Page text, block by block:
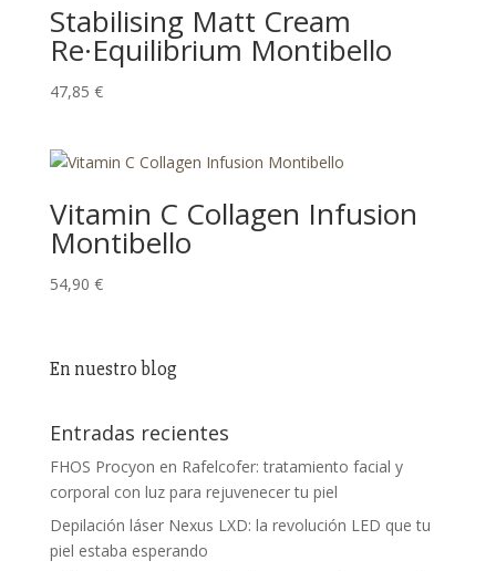
Stabilising Matt Cream
Re·Equilibrium Montibello
47,85 €
Vitamin C Collagen Infusion
Montibello
54,90 €
En nuestro blog
Entradas recientes
FHOS Procyon en Rafelcofer: tratamiento facial y
corporal con luz para rejuvenecer tu piel
Depilación láser Nexus LXD: la revolución LED que tu
piel estaba esperando